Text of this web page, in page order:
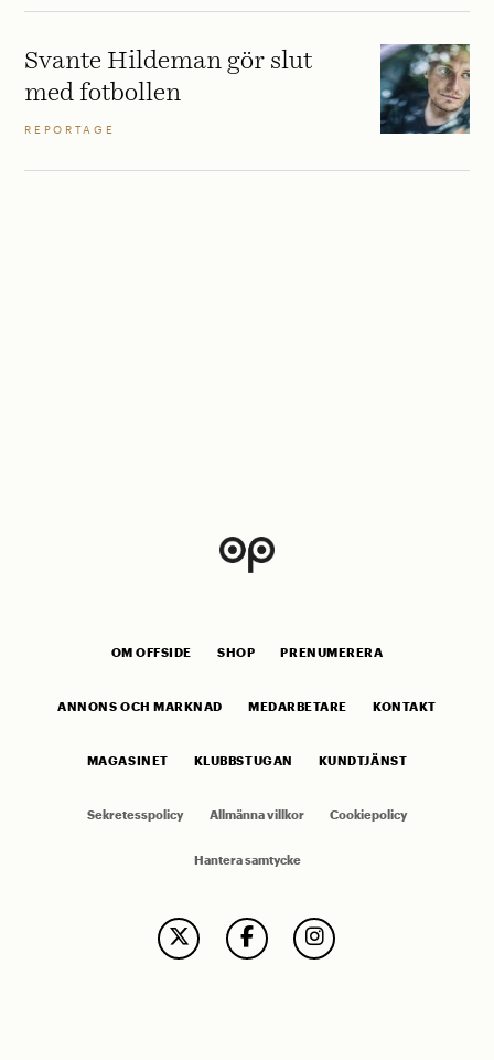
Svante Hildeman gör slut
med fotbollen
REPORTAGE
OM OFFSIDE SHOP PRENUMERERA
ANNONS OCH MARKNAD MEDARBETARE KONTAKT
MAGASINET KLUBBSTUGAN KUNDTJÄNST
Sekretesspolicy Allmänna villkor Cookiepolicy
Hantera samtycke